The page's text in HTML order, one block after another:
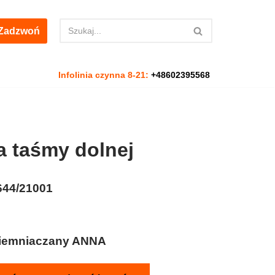
Infolinia czynna 8-21: +48602395568
taśmy dolnej
21001
ANNA